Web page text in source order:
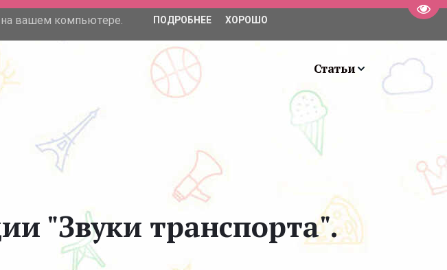
Садики в СПб +7 (931) 981-63-99
Статьи
"Звуки транспорта".
на вашем компьютере. ПОДРОБНЕЕ ХОРОШО